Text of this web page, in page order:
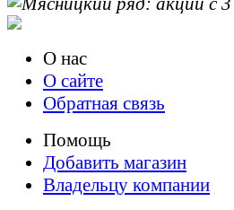
О нас
О сайте
Обратная связь
Помощь
Добавить магазин
Владельцу компании